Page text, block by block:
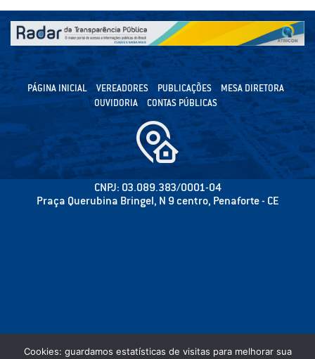
PÁGINA INICIAL VEREADORES PUBLICAÇÕES
MESA DIRETORA
OUVIDORIA
CONTAS PÚBLICAS
CNPJ: 03.089.383/0001-04
Praça Querubina Bringel, N 9 centro, Penaforte - CE
Cookies: guardamos estatísticas de visitas para melhorar sua